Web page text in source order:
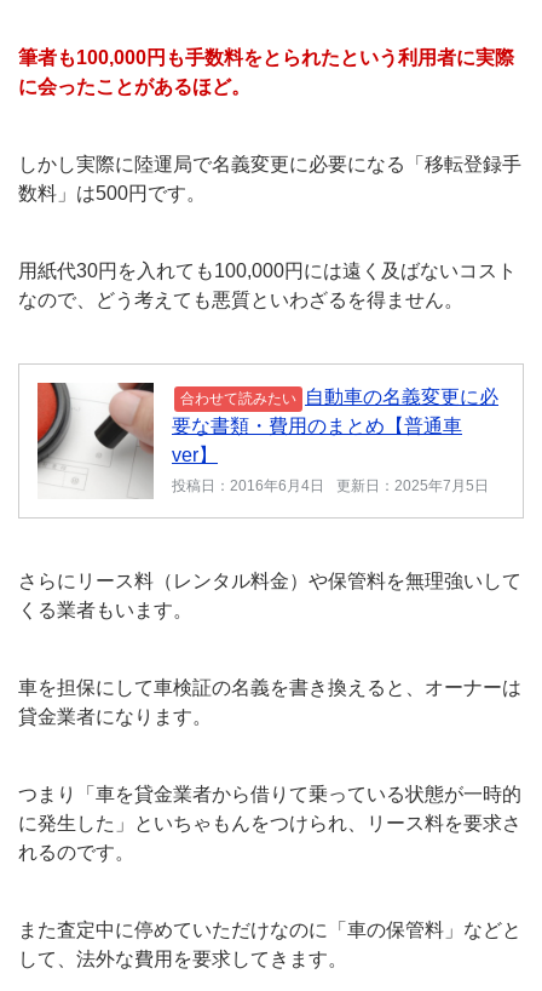
筆者も100,000円も手数料をとられたという利用者に実際
に会ったことがあるほど。
しかし実際に陸運局で名義変更に必要になる「移転登録手
数料」は500円です。
用紙代30円を入れても100,000円には遠く及ばないコスト
なので、どう考えても悪質といわざるを得ません。
合わせて読みたい
自動車の名義変更に必
要な書類・費用のまとめ【普通車
ver】
投稿日：2016年6月4日 更新日：2025年7月5日
さらにリース料（レンタル料金）や保管料を無理強いして
くる業者もいます。
車を担保にして車検証の名義を書き換えると、オーナーは
貸金業者になります。
つまり「車を貸金業者から借りて乗っている状態が一時的
に発生した」といちゃもんをつけられ、リース料を要求さ
れるのです。
また査定中に停めていただけなのに「車の保管料」などと
して、法外な費用を要求してきます。